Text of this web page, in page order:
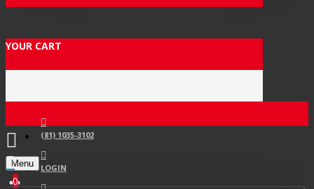
YOUR CART
(81) 1035-3102
LOGIN
Menu
0